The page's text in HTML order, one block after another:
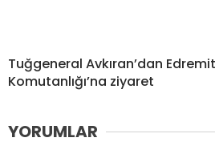
Tuğgeneral Avkıran’dan
Komutanlığı’na ziyaret
YORUMLAR